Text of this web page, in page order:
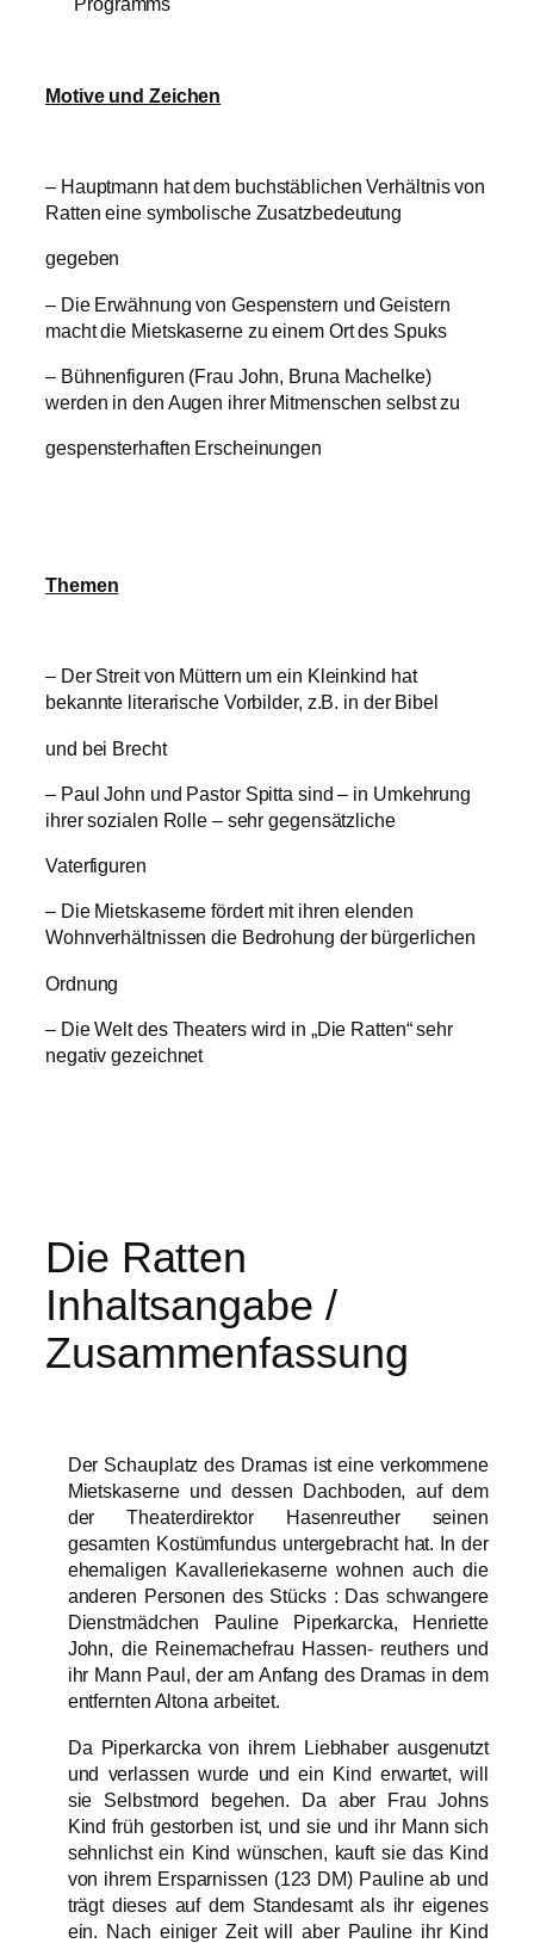
Motive und Zeichen
– Hauptmann hat dem buchstäblichen Verhältnis von
Ratten eine symbolische Zusatzbedeutung
gegeben
– Die Erwähnung von Gespenstern und Geistern
macht die Mietskaserne zu einem Ort des Spuks
– Bühnenfiguren (Frau John, Bruna Machelke)
werden in den Augen ihrer Mitmenschen selbst zu
gespensterhaften Erscheinungen
Themen
– Der Streit von Müttern um ein Kleinkind hat
bekannte literarische Vorbilder, z.B. in der Bibel
und bei Brecht
– Paul John und Pastor Spitta sind – in Umkehrung
ihrer sozialen Rolle – sehr gegensätzliche
Vaterfiguren
– Die Mietskaserne fördert mit ihren elenden
Wohnverhältnissen die Bedrohung der bürgerlichen
Ordnung
– Die Welt des Theaters wird in „Die Ratten“ sehr
negativ gezeichnet
Die Ratten
Inhaltsangabe /
Zusammenfassung
Der Schauplatz des Dramas ist eine verkommene
Mietskaserne und dessen Dachboden, auf dem
der Theaterdirektor Hasenreuther seinen
gesamten Kostümfundus untergebracht hat. In der
ehemaligen Kavalleriekaserne wohnen auch die
anderen Personen des Stücks : Das schwangere
Dienstmädchen Pauline Piperkarcka, Henriette
John, die Reinemachefrau Hassen- reuthers und
ihr Mann Paul, der am Anfang des Dramas in dem
entfernten Altona arbeitet.
Da Piperkarcka von ihrem Liebhaber ausgenutzt
und verlassen wurde und ein Kind erwartet, will
sie Selbstmord begehen. Da aber Frau Johns
Kind früh gestorben ist, und sie und ihr Mann sich
sehnlichst ein Kind wünschen, kauft sie das Kind
von ihrem Ersparnissen (123 DM) Pauline ab und
trägt dieses auf dem Standesamt als ihr eigenes
ein. Nach einiger Zeit will aber Pauline ihr Kind